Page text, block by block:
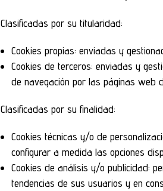
Clasificadas por su titularidad:
Cookies propias: enviadas y
Cookies de terceros: enviadas y
de navegación por las páginas web
Clasificadas por su finalidad:
Cookies técnicas y/o de
configurar a medida las opciones
Cookies de análisis y/o publicidad:
tendencias de sus usuarios y en